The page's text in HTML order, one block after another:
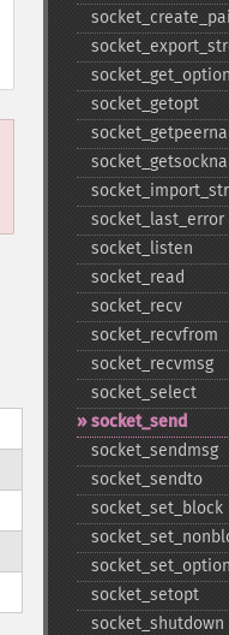
socket_​get_​option
socket_​getopt
socket_​last_​error
socket_​listen
socket_​read
socket_​recv
socket_​recvfrom
socket_​recvmsg
socket_​select
socket_​send
socket_​sendmsg
socket_​sendto
socket_​set_​block
socket_​set_​option
socket_​setopt
socket_​shutdown